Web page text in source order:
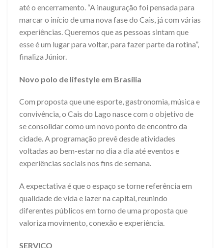
até o encerramento. “A inauguração foi pensada para
marcar o início de uma nova fase do Cais, já com várias
experiências. Queremos que as pessoas sintam que
esse é um lugar para voltar, para fazer parte da rotina”,
finaliza Júnior.
Novo polo de lifestyle em Brasília
Com proposta que une esporte, gastronomia, música e
convivência, o Cais do Lago nasce com o objetivo de
se consolidar como um novo ponto de encontro da
cidade. A programação prevê desde atividades
voltadas ao bem-estar no dia a dia até eventos e
experiências sociais nos fins de semana.
A expectativa é que o espaço se torne referência em
qualidade de vida e lazer na capital, reunindo
diferentes públicos em torno de uma proposta que
valoriza movimento, conexão e experiência.
SERVIÇO